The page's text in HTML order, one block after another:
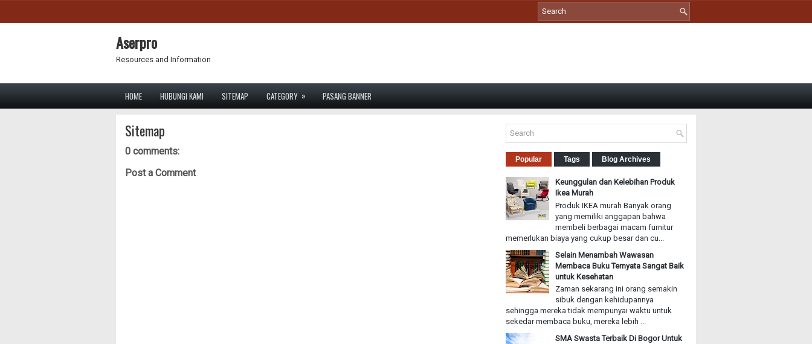
Aserpro
Resources and Information
HOME HUBUNGI KAMI SITEMAP CATEGORY » PASANG BANNER
Sitemap
0 comments:
Post a Comment
Popular Tags Blog Archives
Keunggulan dan Kelebihan Produk
Ikea Murah
Produk IKEA murah Banyak orang
yang memiliki anggapan bahwa
membeli berbagai macam furnitur
memerlukan biaya yang cukup besar dan cu...
Selain Menambah Wawasan
Membaca Buku Ternyata Sangat Baik
untuk Kesehatan
Zaman sekarang ini orang semakin
sibuk dengan kehidupannya
sehingga mereka tidak mempunyai waktu untuk
sekedar membaca buku, mereka lebih ...
SMA Swasta Terbaik Di Bogor Untuk